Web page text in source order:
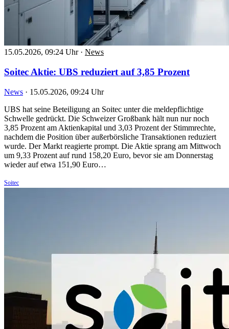
15.05.2026, 09:24 Uhr · News
Soitec Aktie: UBS reduziert auf 3,85 Prozent
News · 15.05.2026, 09:24 Uhr
UBS hat seine Beteiligung an Soitec unter die meldepflichtige
Schwelle gedrückt. Die Schweizer Großbank hält nun nur noch
3,85 Prozent am Aktienkapital und 3,03 Prozent der Stimmrechte,
nachdem die Position über außerbörsliche Transaktionen reduziert
wurde. Der Markt reagierte prompt. Die Aktie sprang am Mittwoch
um 9,33 Prozent auf rund 158,20 Euro, bevor sie am Donnerstag
wieder auf etwa 151,90 Euro…
Soitec